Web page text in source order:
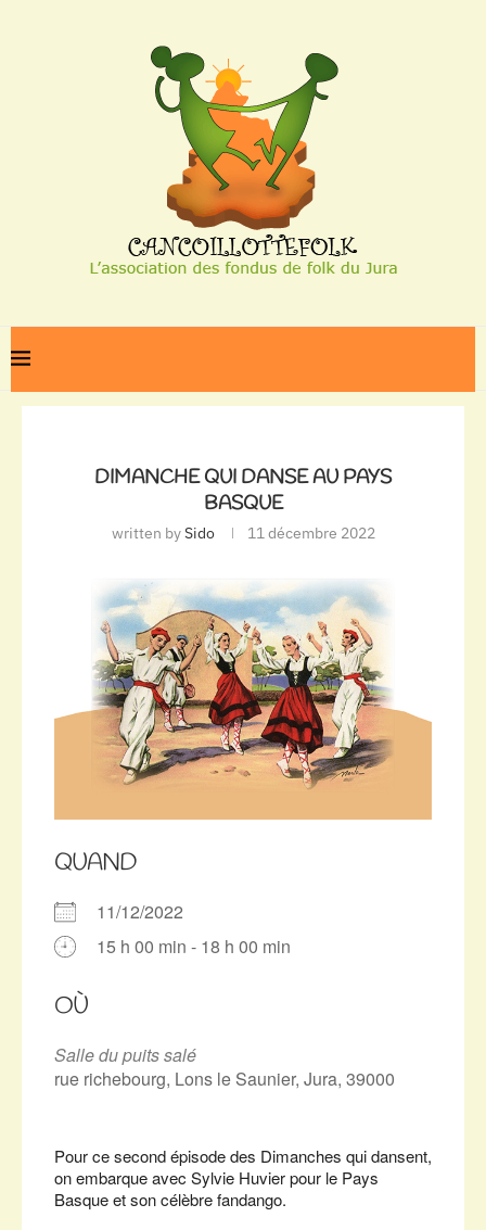
DIMANCHE QUI DANSE AU PAYS
BASQUE
written bySido 11 décembre 2022
QUAND
11/12/2022
15 h 00 min - 18 h 00 min
OÙ
Salle du puits salé
rue richebourg, Lons le Saunier, Jura, 39000
Pour ce second épisode des Dimanches qui dansent,
on embarque avec Sylvie Huvier pour le Pays
Basque et son célèbre fandango.